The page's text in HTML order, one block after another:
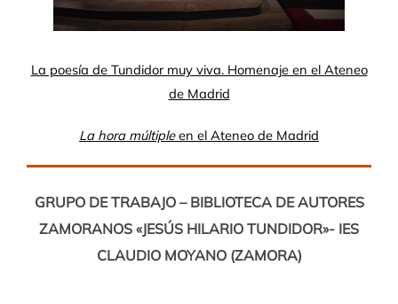
La poesía de Tundidor muy viva. Homenaje en el Ateneo
de Madrid
La hora múltipleen el Ateneo de Madrid
GRUPO DE TRABAJO – BIBLIOTECA DE AUTORES
ZAMORANOS «JESÚS HILARIO TUNDIDOR»- IES
CLAUDIO MOYANO (ZAMORA)